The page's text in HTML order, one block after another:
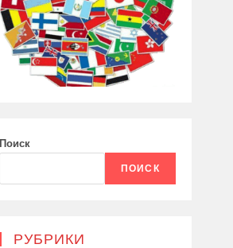
Поиск
ПОИСК
РУБРИКИ